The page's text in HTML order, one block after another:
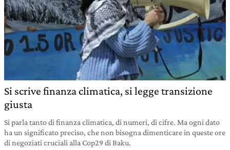
Si scrive finanza climatica, si legge transizione
giusta
Si parla tanto di finanza climatica, di numeri, di cifre. Ma ogni dato
ha un significato preciso, che non bisogna dimenticare in queste ore
di negoziati cruciali alla Cop29 di Baku.